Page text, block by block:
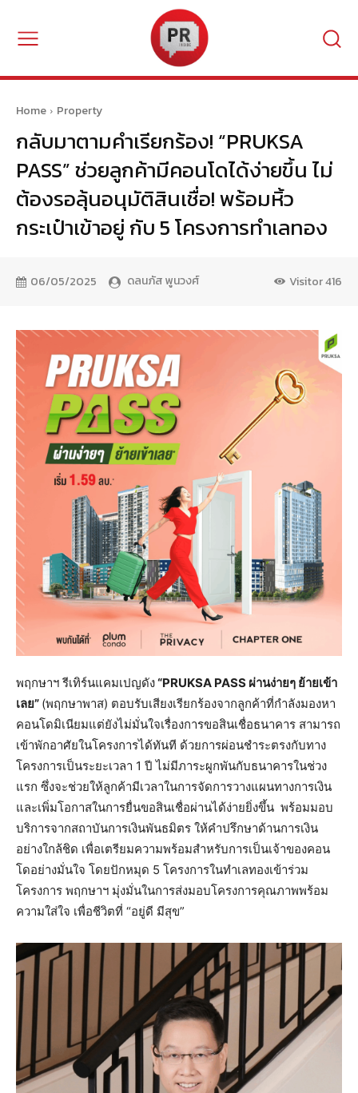
Home Property
กลับมาตามคำเรียกร้อง! “PRUKSA
PASS” ช่วยลูกค้ามีคอนโดได้ง่ายขึ้น ไม่
ต้องรอลุ้นอนุมัติสินเชื่อ! พร้อมหิ้ว
กระเป๋าเข้าอยู่ กับ 5 โครงการทำเลทอง
06/05/2025 ดลนภัส พูนวงศ์ Visitor416
พฤกษาฯ รีเทิร์นแคมเปญดัง“PRUKSA PASS ผ่านง่ายๆ ย้ายเข้า
เลย” (พฤกษาพาส) ตอบรับเสียงเรียกร้องจากลูกค้าที่กำลังมองหา
คอนโดมิเนียมแต่ยังไม่มั่นใจเรื่องการขอสินเชื่อธนาคาร สามารถ
เข้าพักอาศัยในโครงการได้ทันที ด้วยการผ่อนชำระตรงกับทาง
โครงการเป็นระยะเวลา 1 ปี ไม่มีภาระผูกพันกับธนาคารในช่วง
แรก ซึ่งจะช่วยให้ลูกค้ามีเวลาในการจัดการวางแผนทางการเงิน
และเพิ่มโอกาสในการยื่นขอสินเชื่อผ่านได้ง่ายยิ่งขึ้น พร้อมมอบ
บริการจากสถาบันการเงินพันธมิตร ให้คำปรึกษาด้านการเงิน
อย่างใกล้ชิด เพื่อเตรียมความพร้อมสำหรับการเป็นเจ้าของคอน
โดอย่างมั่นใจ โดยปักหมุด 5 โครงการในทำเลทองเข้าร่วม
โครงการ พฤกษาฯ มุ่งมั่นในการส่งมอบโครงการคุณภาพพร้อม
ความใส่ใจ เพื่อชีวิตที่ “อยู่ดี มีสุข”